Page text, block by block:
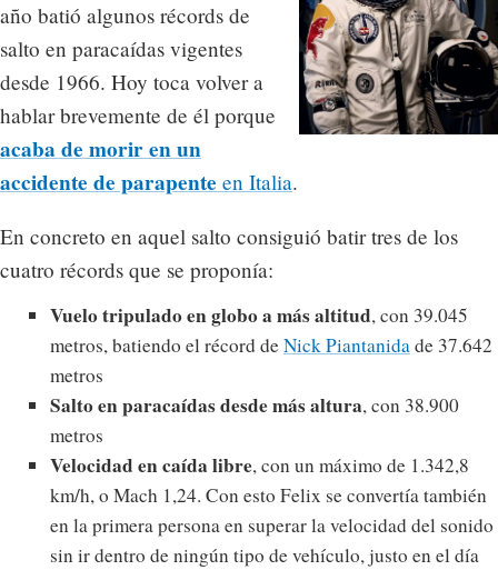
año batió algunos récords de
salto en paracaídas vigentes
desde 1966. Hoy toca volver a
hablar brevemente de él porque
acaba de morir en un
accidente de parapente en Italia.
En concreto en aquel salto consiguió batir tres de los
cuatro récords que se proponía:
Vuelo tripulado en globo a más altitud, con 39.045
metros, batiendo el récord deNick Piantanidade 37.642
metros
Salto en paracaídas desde más altura, con 38.900
metros
Velocidad en caída libre, con un máximo de 1.342,8
km/h, o Mach 1,24. Con esto Felix se convertía también
en la primera persona en superar la velocidad del sonido
sin ir dentro de ningún tipo de vehículo, justo en el día